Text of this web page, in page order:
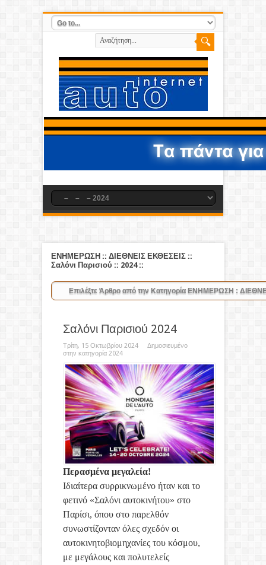
ΕΝΗΜΕΡΩΣΗ :: ΔΙΕΘΝΕΙΣ ΕΚΘΕΣΕΙΣ::
Σαλόνι Παρισιού :: 2024::
Σαλόνι Παρισιού 2024
Τρίτη, 15 Οκτωβρίου 2024 Δημοσιευμένο
στην κατηγορία 2024
Περασμένα μεγαλεία!
Ιδιαίτερα συρρικνωμένο ήταν και το
φετινό «Σαλόνι αυτοκινήτου» στο
Παρίσι, όπου στο παρελθόν
συνωστίζονταν όλες σχεδόν οι
αυτοκινητοβιομηχανίες του κόσμου,
με μεγάλους και πολυτελείς